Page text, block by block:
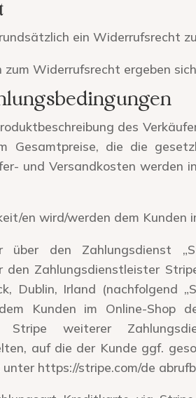
ein Widerrufsrecht
zum Widerrufsrecht ergeben
des
Gesamtpreise, die die
und Versandkosten werden
en wird/werden dem Kunden
den Zahlungsdienst
den Zahlungsdienstleister
Dublin, Irland (nachfolgend
Kunden im Online-Shop
Stripe weiterer
auf die der Kunde ggf.
unter https://stripe.com/de